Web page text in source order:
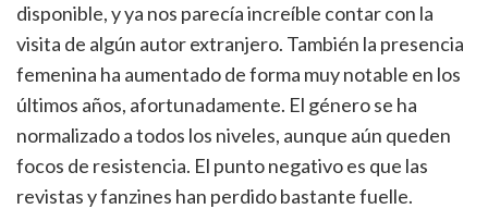
disponible, y ya nos parecía increíble contar con la
visita de algún autor extranjero. También la presencia
femenina ha aumentado de forma muy notable en los
últimos años, afortunadamente. El género se ha
normalizado a todos los niveles, aunque aún queden
focos de resistencia. El punto negativo es que las
revistas y fanzines han perdido bastante fuelle.